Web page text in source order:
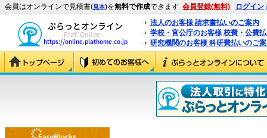
会員はオンラインで見積書(見本)を無料で作成できます 会員登録(無料) ログイン
法人のお客様 請求書払いのご案内
学校・官公庁のお客様 校費・公費
研究機関のお客様 科研費払いのご